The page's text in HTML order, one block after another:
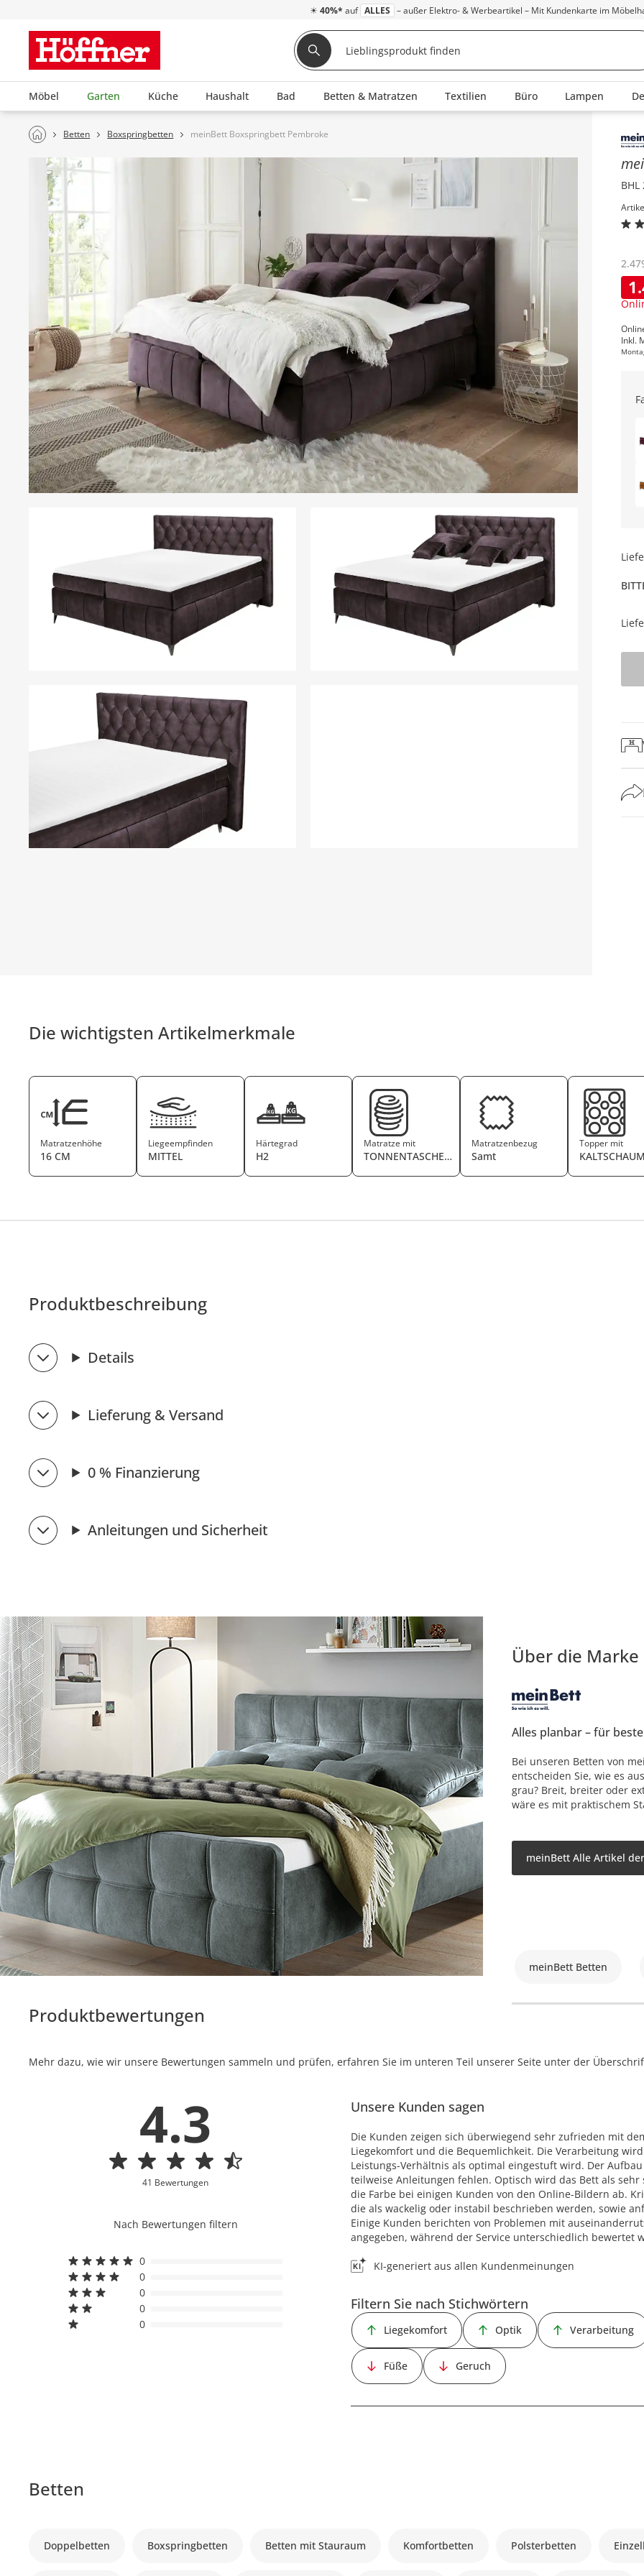
☀ 40%* auf ALLES – außer Elektro- & Werbeartikel – Mit Kundenkarte im
Möbel Garten Küche Haushalt Bad Betten & Matratzen Textilien Büro Lampen
Betten Boxspringbetten meinBett Boxspringbett Pembroke
Inkl.
Die wichtigsten Artikelmerkmale
Matratzenhöhe
16 CM
Liegeempfinden
MITTEL
Härtegrad
H2
Matratze mit
TONNENTASCHENFEDERKERN
Matratzenbezug
Samt
Topper mit
Produktbeschreibung
Details
Lieferung & Versand
0 % Finanzierung
Anleitungen und Sicherheit
Über die Marke
Alles planbar – für
Bei unseren Betten von
entscheiden Sie, wie es
grau? Breit, breiter oder
wäre es mit praktischem
meinBett Alle Artikel
meinBett Betten
Produktbewertungen
Mehr dazu, wie wir unsere Bewertungen sammeln und prüfen, erfahren Sie im unteren Teil unserer Seite unter der
4.3
41 Bewertungen
Nach Bewertungen filtern
0
0
0
0
0
Unsere Kunden sagen
Die Kunden zeigen sich überwiegend sehr zufrieden mit
Liegekomfort und die Bequemlichkeit. Die Verarbeitung
Leistungs-Verhältnis als optimal eingestuft wird. Der
teilweise Anleitungen fehlen. Optisch wird das Bett als
die Farbe bei einigen Kunden von den Online-Bildern ab.
die als wackelig oder instabil beschrieben werden, sowie
Einige Kunden berichten von Problemen mit
angegeben, während der Service unterschiedlich bewertet
KI-generiert aus allen Kundenmeinungen
Filtern Sie nach Stichwörtern
Liegekomfort Optik Verarbeitung
Füße Geruch
Betten
Doppelbetten Boxspringbetten Betten mit Stauraum Komfortbetten Polsterbetten